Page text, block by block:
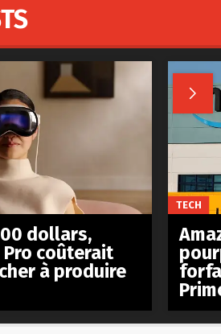

dollars,
Pro coûterait
à produire
TECH